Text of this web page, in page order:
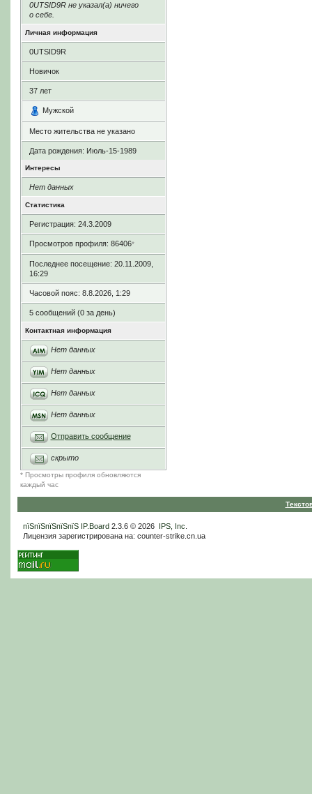
0UTSID9R не указал(а) ничего
о себе.
Личная информация
0UTSID9R
Новичок
37 лет
Мужской
Место жительства не указано
Дата рождения: Июль-15-1989
Интересы
Нет данных
Статистика
Регистрация: 24.3.2009
Просмотров профиля: 86406*
Последнее посещение: 20.11.2009,
16:29
Часовой пояс: 8.8.2026, 1:29
5 сообщений (0 за день)
Контактная информация
Нет данных
Нет данных
Нет данных
Нет данных
Отправить сообщение
скрыто
* Просмотры профиля обновляются
каждый час
пїЅпїЅпїЅпїЅпїЅ IP.Board2.3.6 © 2026 IPS, Inc
Лицензия зарегистрирована на: counter-strike.cn.ua